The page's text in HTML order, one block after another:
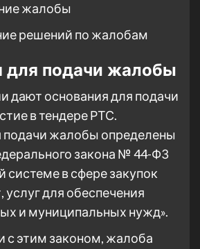
жалобы
решений по жалобам
для подачи жалобы
дают основания для подачи
в тендере РТС.
подачи жалобы определены
закона № 44-ФЗ
системе в сфере закупок
услуг для обеспечения
и муниципальных нужд».
с этим законом, жалоба